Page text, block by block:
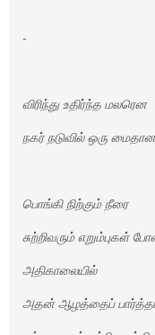
-
விரிந்து உதிர்ந்த மலரென
நகர் நடுவில் ஒரு
பொங்கி நிற்கும் நீரை
சுற்றிவரும் எறும்புகள்
அதிகாலையில்
அதன் ஆழத்தைப்